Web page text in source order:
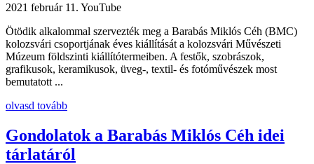
2021 február 11. YouTube
Ötödik alkalommal szervezték meg a Barabás Miklós Céh (BMC)
kolozsvári csoportjának éves kiállítását a kolozsvári Művészeti
Múzeum földszinti kiállítótermeiben. A festők, szobrászok,
grafikusok, keramikusok, üveg-, textil- és fotóművészek most
bemutatott ...
olvasd tovább
Gondolatok a Barabás Miklós Céh idei
tárlatáról